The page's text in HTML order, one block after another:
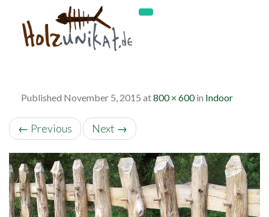
Published November 5, 2015 at800 × 600in Indoor
← Previous Next →